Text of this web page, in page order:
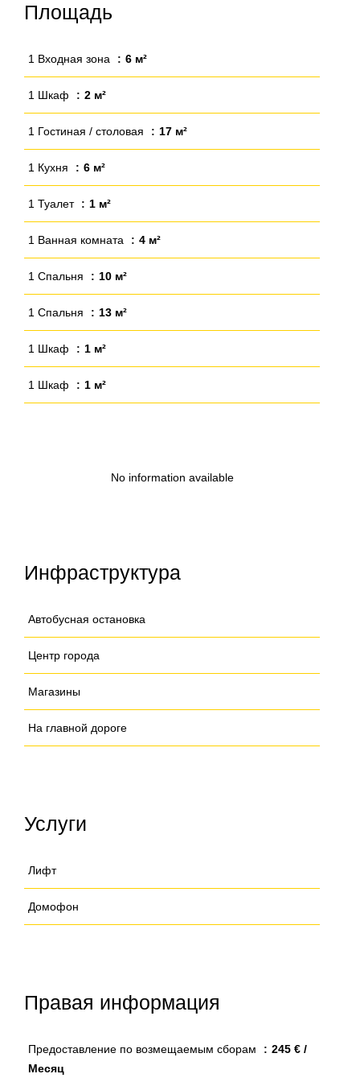
Площадь
1 Входная зона 6 м²
1 Шкаф 2 м²
1 Гостиная / столовая 17 м²
1 Кухня 6 м²
1 Туалет 1 м²
1 Ванная комната 4 м²
1 Спальня 10 м²
1 Спальня 13 м²
1 Шкаф 1 м²
1 Шкаф 1 м²
No information available
Инфраструктура
Автобусная остановка
Центр города
Магазины
На главной дороге
Услуги
Лифт
Домофон
Правая информация
Предоставление по возмещаемым сборам
245 € /
Месяц